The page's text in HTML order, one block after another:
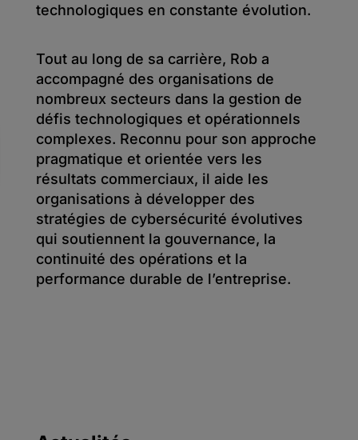
technologiques en constante évolution.
Tout au long de sa carrière, Rob a
accompagné des organisations de
nombreux secteurs dans la gestion de
défis technologiques et opérationnels
complexes. Reconnu pour son approche
pragmatique et orientée vers les
résultats commerciaux, il aide les
organisations à développer des
stratégies de cybersécurité évolutives
qui soutiennent la gouvernance, la
continuité des opérations et la
performance durable de l’entreprise.